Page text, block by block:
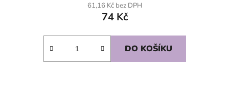
61,16 Kč bez DPH
74 Kč
DO KOŠÍKU